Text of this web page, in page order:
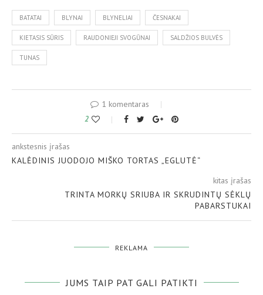
BATATAI BLYNAI BLYNELIAI ČESNAKAI
KIETASIS SŪRIS RAUDONIEJI SVOGŪNAI SALDŽIOS BULVĖS
TUNAS
1 komentaras
2
ankstesnis įrašas
KALĖDINIS JUODOJO MIŠKO TORTAS „EGLUTĖ“
kitas įrašas
TRINTA MORKŲ SRIUBA IR SKRUDINTŲ SĖKLŲ
PABARSTUKAI
REKLAMA
JUMS TAIP PAT GALI PATIKTI